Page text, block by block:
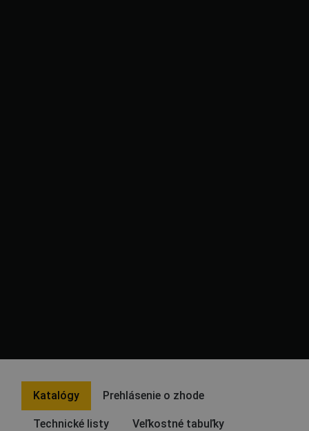
Katalógy Prehlásenie o zhode
Technické listy Veľkostné tabuľky